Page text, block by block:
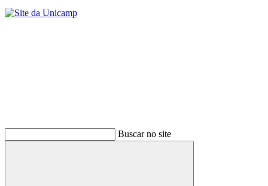
Buscar no site